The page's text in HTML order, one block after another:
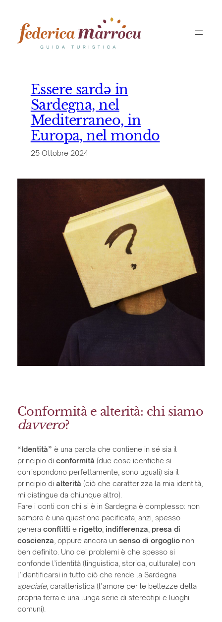
contenuto
Essere sardə in
Sardegna, nel
Mediterraneo, in
Europa, nel mondo
25 Ottobre 2024
Conformità e alterità: chi siamo
davvero?
“Identità” è una parola che contiene in sé sia il
principio di conformità (due cose identiche si
corrispondono perfettamente, sono uguali) sia il
principio di alterità (ciò che caratterizza la mia identità,
mi distingue da chiunque altro).
Fare i conti con chi si è in Sardegna è complesso: non
sempre è una questione pacificata, anzi, spesso
genera conflitti e rigetto, indifferenza presa di
coscienza , oppure ancora un senso di orgoglionon
ben definito. Uno dei problemi è che spesso si
confonde l’identità (linguistica, storica, culturale) con
l’identificarsi in tutto ciò che rende la Sardegna
speciale, caratteristica (l’amore per le bellezze della
propria terra e una lunga serie di stereotipi e luoghi
comuni).